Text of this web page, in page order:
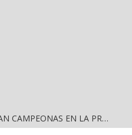
GALÁCTICAS SE CORONAN CAMPEONAS EN LA PRIMERA EDICIÓN DE CASCARITA BAHÍA FEMENIL